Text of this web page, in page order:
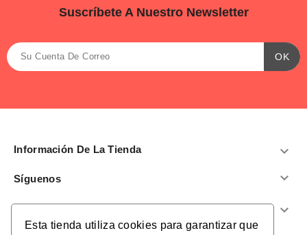
Esta tienda utiliza cookies para garantizar que
Suscríbete A Nuestro Newsletter
Información De La Tienda 
Síguenos 
Productos 